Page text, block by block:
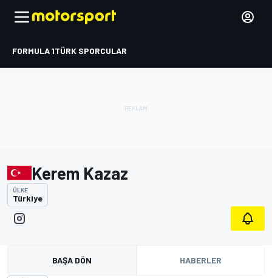
FORMULA 1TÜRK SPORCULAR
Kerem Kazaz
ÜLKE
Türkiye
BAŞA DÖN HABERLER